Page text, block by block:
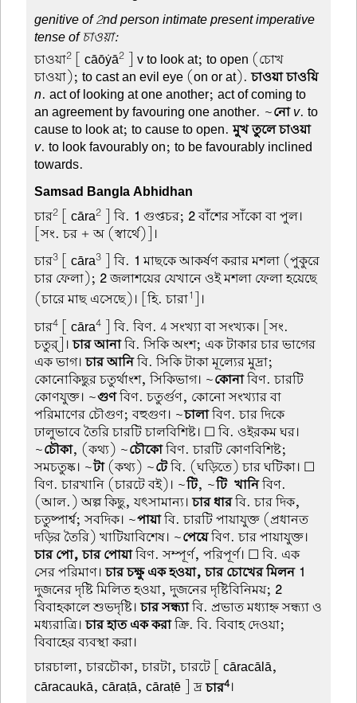
genitive of 2nd person intimate present imperative
tense of চাওয়া:
চাওয়া2 [ cāōẏā2
] v to look at; to open (চোখ
চাওয়া); to cast an evil eye (on or at).চাওয়া চাওয়ি
n. act of looking at one another; act of coming to
an agreement by favouring one another. ~নো v. to
cause to look at; to cause to open.মুখ তুলে চাওয়া
v. to look favourably on; to be favourably inclined
towards.
Samsad Bangla Abhidhan
চার2 [ cāra2 ] বি. 1 গুপ্তচর; 2বাঁশের সাঁকো বা পুল।
[সং. চর + অ (স্বার্থে)]।
চার3 [ cāra3 ] বি. 1 মাছকে আকর্ষণ করার মশলা (পুকুরে
চার ফেলা); 2জলাশয়ের যেখানে ওই মশলা ফেলা হয়েছে
(চারে মাছ এসেছে)। [হি. চারা1
]।
চার4 [ cāra4
] বি. বিণ. 4 সংখ্যা বা সংখ্যক। [সং.
চতুর্]।চার আনাবি. সিকি অংশ; এক টাকার চার ভাগের
এক ভাগ।চার আনিবি. সিকি টাকা মূল্যের মুদ্রা;
কোনোকিছুর চতুর্থাংশ, সিকিভাগ। ~কোনাবিণ. চারটি
কোণযুক্ত। ~গুণবিণ. চতুর্গুণ, কোনো সংখ্যার বা
পরিমাণের চৌগুণ; বহুগুণ। ~চালাবিণ. চার দিকে
ঢালুভাবে তৈরি চারটি চালবিশিষ্ট। ☐ বি. ওইরকম ঘর।
~চৌকা, (কথ্য) ~চৌকোবিণ. চারটি কোণবিশিষ্ট;
সমচতুষ্ক। ~টা(কথ্য) ~টেবি. (ঘড়িতে) চার ঘটিকা। ☐
বিণ. চারখানি (চারটে বই)। ~টি, ~টি-খানিবিণ.
(আল.) অল্প কিছু, যৎসামান্য।চার ধারবি. চার দিক,
চতুষ্পার্শ্ব; সবদিক। ~পায়াবি. চারটি পায়াযুক্ত (প্রধানত
দড়ির তৈরি) খাটিয়াবিশেষ। ~পেয়েবিণ. চার পায়াযুক্ত।
চার পো, চার পোয়াবিণ. সম্পূর্ণ, পরিপূর্ণ। ☐ বি. এক
সের পরিমাণ।চার চক্ষু এক হওয়া, চার চোখের মিলন 1
দুজনের দৃষ্টি মিলিত হওয়া, দুজনের দৃষ্টিবিনিময়; 2
বিবাহকালে শুভদৃষ্টি।চার সন্ধ্যাবি. প্রভাত মধ্যাহ্ন সন্ধ্যা ও
মধ্যরাত্রি।চার হাত এক করাক্রি. বি. বিবাহ দেওয়া;
বিবাহের ব্যবস্থা করা।
চারচালা, চারচৌকা, চারটা, চারটে [ cāracālā,
cāracaukā, cāraṭā, cāraṭē ] দ্রচার4।